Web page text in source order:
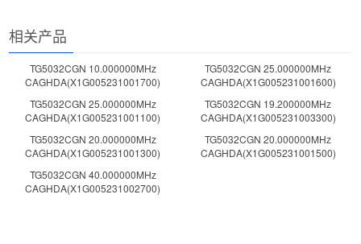
相关产品
TG5032CGN 10.000000MHz
CAGHDA(X1G005231001700)
TG5032CGN 25.000000MHz
CAGHDA(X1G005231001600)
TG5032CGN 25.000000MHz
CAGHDA(X1G005231001100)
TG5032CGN 19.200000MHz
CAGHDA(X1G005231003300)
TG5032CGN 20.000000MHz
CAGHDA(X1G005231001300)
TG5032CGN 20.000000MHz
CAGHDA(X1G005231001500)
TG5032CGN 40.000000MHz
CAGHDA(X1G005231002700)